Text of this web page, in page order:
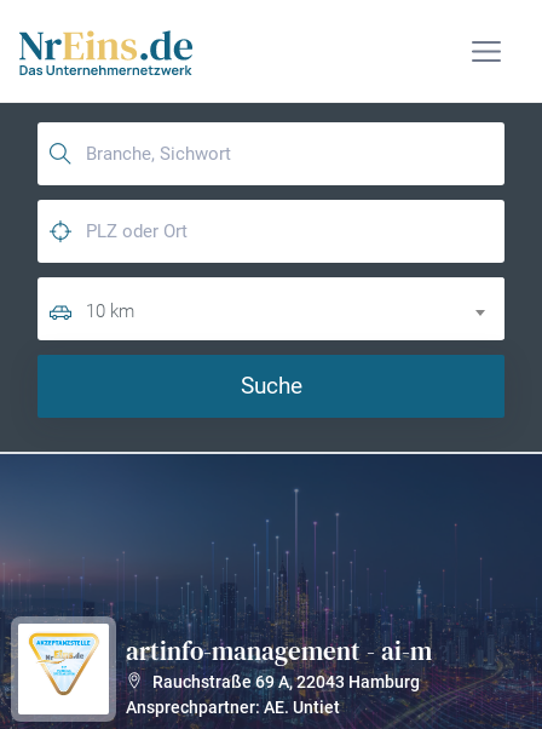
10 km
Suche
artinfo-management - ai-m ?
Rauchstraße 69 A,22043 Hamburg
Ansprechpartner: AE. Untiet